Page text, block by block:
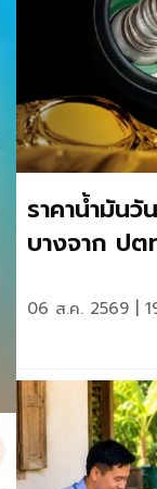
ราคาน้ำมัน
บางจาก ปต
06 ส.ค. 2569 |